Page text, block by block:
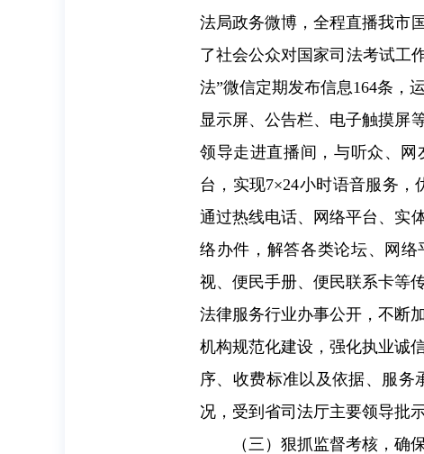
法局政务微博，全程直播我市
了社会公众对国家司法考试工
法”微信定期发布信息164条，
显示屏、公告栏、电子触摸屏
领导走进直播间，与听众、
台，实现7×24小时语音服务，
通过热线电话、网络平台、实
络办件，解答各类论坛、网
视、便民手册、便民联系卡等
法律服务行业办事公开，不断
机构规范化建设，强化执业诚
序、收费标准以及依据、服务
况，受到省司法厅主要领导批示
（三）狠抓监督考核，确保